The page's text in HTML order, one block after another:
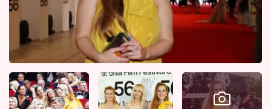
Sledujte prima+
Filmový festival Karlovy Vary
Pořady
Mámy sobě